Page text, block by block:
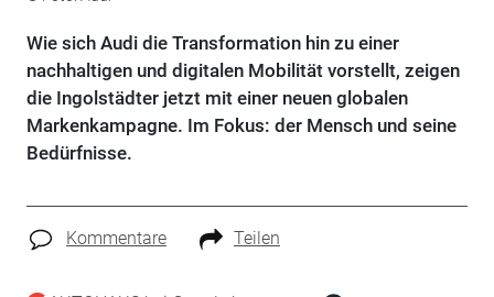
Wie sich Audi die Transformation hin zu einer
nachhaltigen und digitalen Mobilität vorstellt, zeigen
die Ingolstädter jetzt mit einer neuen globalen
Markenkampagne. Im Fokus: der Mensch und seine
Bedürfnisse.
Kommentare Teilen